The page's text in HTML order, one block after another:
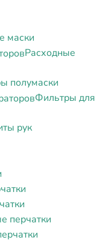
маски
Расходные
полумаски
Фильтры для
рук
перчатки